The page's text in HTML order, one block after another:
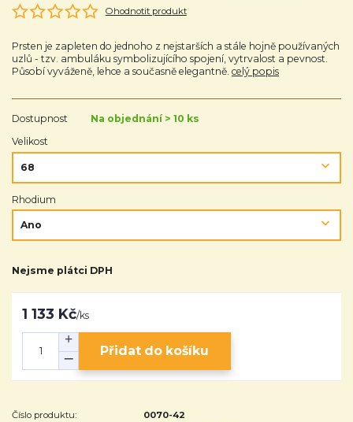
Ohodnotit produkt
Prsten je zapleten do jednoho z nejstarších a stále hojně používaných
uzlů - tzv. ambuláku symbolizujícího spojení, vytrvalost a pevnost.
Působí vyváženě, lehce a současně elegantně. celý popis
Dostupnost
Na objednání > 10 ks
Velikost
Rhodium
Nejsme plátci DPH
1 133 Kč/ks
Přidat do košíku
Číslo produktu:
0070-42